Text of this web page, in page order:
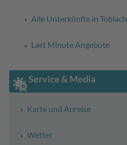
Alle Unterkünfte in Toblach
Last Minute Angebote
Service & Media
Karte und Anreise
Wetter